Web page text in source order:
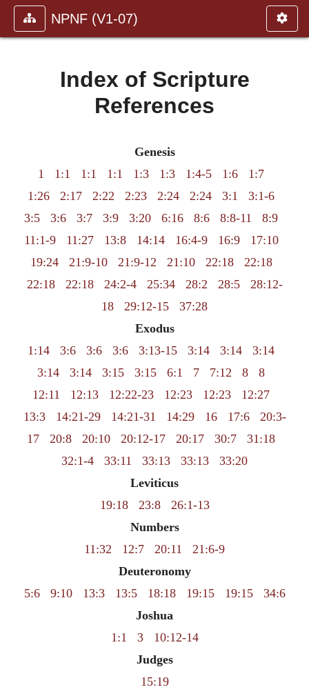
NPNF (V1-07)
Index of Scripture
References
Genesis
1
1:1 1:1 1:1 1:3 1:3 1:4-5 1:6
1:7
1:26
2:17 2:22 2:23 2:24 2:24 3:1
3:1-6
3:5
3:6 3:7 3:9 3:20 6:16 8:6 8:8-11
8:9
11:1-9
11:27 13:8 14:14 16:4-9 16:9
17:10
19:24
21:9-10 21:9-12 21:10 22:18
22:18
22:18
22:18 24:2-4 25:34 28:2 28:5
28:12-
18
29:12-15
37:28
Exodus
1:14
3:6 3:6 3:6 3:13-15 3:14 3:14
3:14
3:14
3:14 3:15 3:15 6:1 7 7:12 8
8
12:11
12:13 12:22-23 12:23 12:23
12:27
13:3
14:21-29 14:21-31 14:29 16 17:6
20:3-
17
20:8 20:10 20:12-17 20:17 30:7
31:18
32:1-4
33:11 33:13 33:13
33:20
Leviticus
19:18
23:8
26:1-13
Numbers
11:32
12:7 20:11
21:6-9
Deuteronomy
5:6
9:10 13:3 13:5 18:18 19:15 19:15
34:6
Joshua
1:1
3
10:12-14
Judges
15:19